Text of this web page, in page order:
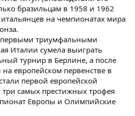
бразильцам в 1958 и 1962
итальянцев на чемпионатах мира
триумфальными
Италии сумела выиграть
турнир в Берлине, а после
европейском первенстве в
первой европейской
самых престижных трофея
Европы и Олимпийские